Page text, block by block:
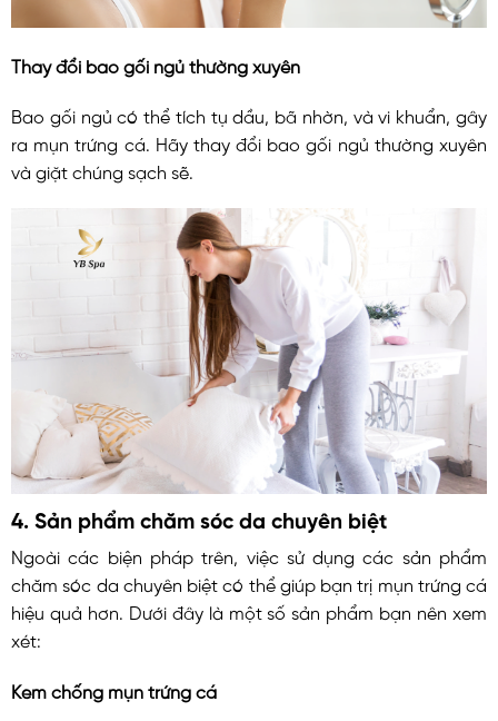
Thay đổi bao gối ngủ thường xuyên
Bao gối ngủ có thể tích tụ dầu, bã nhờn, và vi khuẩn, gây
ra mụn trứng cá. Hãy thay đổi bao gối ngủ thường xuyên
và giặt chúng sạch sẽ.
4. Sản phẩm chăm sóc da chuyên biệt
Ngoài các biện pháp trên, việc sử dụng các sản phẩm
chăm sóc da chuyên biệt có thể giúp bạn trị mụn trứng cá
hiệu quả hơn. Dưới đây là một số sản phẩm bạn nên xem
xét:
Kem chống mụn trứng cá